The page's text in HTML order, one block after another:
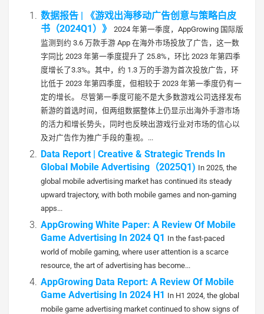
数据报告 | 《游戏出海移动广告创意与策略白皮
书（2024Q1）》
2024 年第一季度，AppGrowing 国际版
监测到约 3.6 万款手游 App 在海外市场投放了广告，这一数
字同比 2023 年第一季度提升了 25.8%，环比 2023 年第四季
度增长了3.3%。其中，约 1.3 万的手游为首次投放广告，环
比低于 2023 年第四季度，但相较于 2023 年第一季度仍有一
定的增长。 尽管第一季度可能不是大多数游戏公司选择发布
新游的首选时间，但两组数据整体上仍显示出海外手游市场
的活力和增长势头，同时也反映出游戏行业对市场的信心以
及对广告作为推广手段的重视。...
Data Report | Creative & Strategic Trends In
Global Mobile Advertising（2025Q1) In 2025, the
global mobile advertising market has continued its steady
upward trajectory, with both mobile games and non-gaming
apps...
AppGrowing White Paper: A Review Of Mobile
Game Advertising In 2024 Q1 In the fast-paced
world of mobile gaming, where user attention is a scarce
resource, the art of advertising has become...
AppGrowing Data Report: A Review Of Mobile
Game Advertising In 2024 H1 In H1 2024, the global
mobile game advertising market continued to show signs of